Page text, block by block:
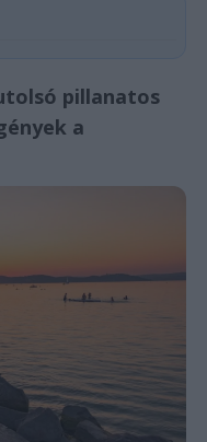
pillanatos
a